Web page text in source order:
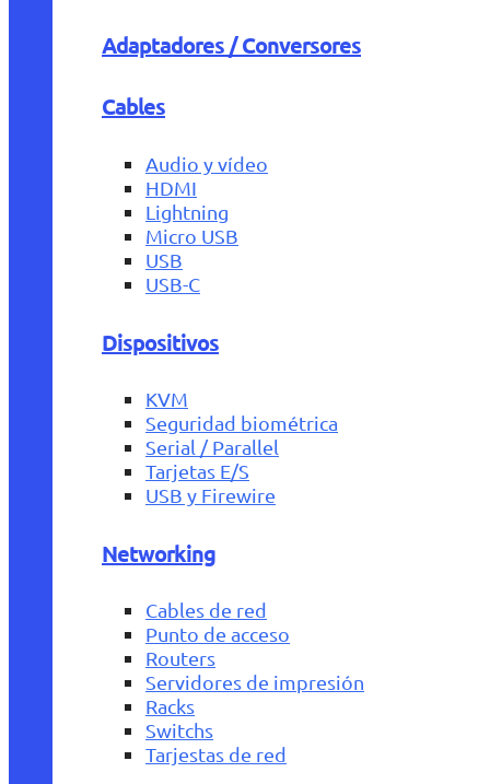
Adaptadores / Conversores
Cables
Audio y vídeo
HDMI
Lightning
Micro USB
USB
USB-C
Dispositivos
KVM
Seguridad biométrica
Serial / Parallel
Tarjetas E/S
USB y Firewire
Networking
Cables de red
Punto de acceso
Routers
Servidores de impresión
Racks
Switchs
Tarjestas de red